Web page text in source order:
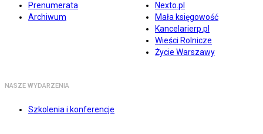
Prenumerata
Archiwum
Nexto.pl
Mała księgowość
Kancelarierp.pl
Wieści Rolnicze
Życie Warszawy
NASZE WYDARZENIA
Szkolenia i konferencje